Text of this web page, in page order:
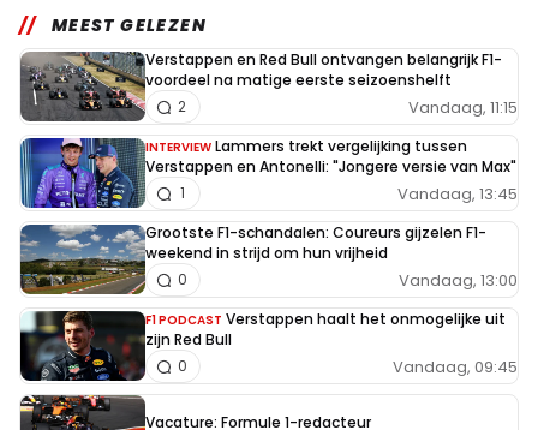
MEEST GELEZEN
Verstappen en Red Bull ontvangen belangrijk F1-
voordeel na matige eerste seizoenshelft
Vandaag, 11:15
2
INTERVIEW Lammers trekt vergelijking tussen
Verstappen en Antonelli: "Jongere versie van Max"
Vandaag, 13:45
1
Grootste F1-schandalen: Coureurs gijzelen F1-
weekend in strijd om hun vrijheid
Vandaag, 13:00
0
F1 PODCAST Verstappen haalt het onmogelijke uit
zijn Red Bull
Vandaag, 09:45
0
Vacature: Formule 1-redacteur